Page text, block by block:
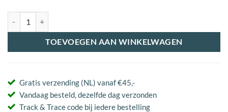
TOEVOEGEN AAN WINKELWAGEN
Gratis verzending (NL) vanaf €45,-
Vandaag besteld, dezelfde dag verzonden
Track & Trace code bij iedere bestelling